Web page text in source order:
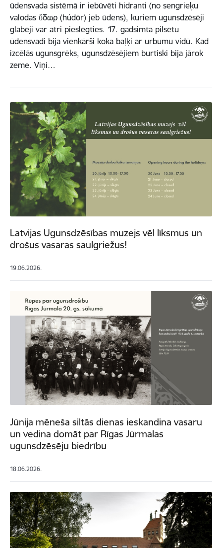
ūdensvada sistēmā ir iebūvēti hidranti (no sengrieķu
valodas ὕδωρ (húdōr) jeb ūdens), kuriem ugunsdzēsēji
glābēji var ātri pieslēgties. 17. gadsimtā pilsētu
ūdensvadi bija vienkārši koka baļķi ar urbumu vidū. Kad
izcēlās ugunsgrēks, ugunsdzēsējiem burtiski bija jārok
zeme. Viņi…
Latvijas Ugunsdzēsības muzejs vēl līksmus un
drošus vasaras saulgriežus!
19.06.2026.
Jūnija mēneša siltās dienas ieskandina vasaru
un vedina domāt par Rīgas Jūrmalas
ugunsdzēsēju biedrību
18.06.2026.